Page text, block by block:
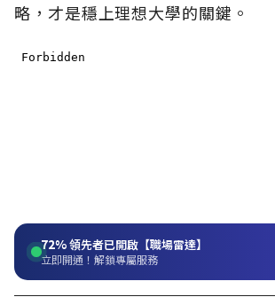
略，才是穩上理想大學的關鍵。
72%領先者已開啟【職場雷達】
立即開通！解鎖專屬服務